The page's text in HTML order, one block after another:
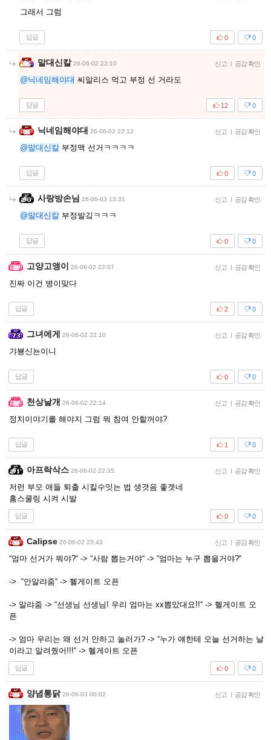
그래서 그럼
답글 0
0
말대신칼 26-06-02 22:10 신고 | 공감 확인
@닉네임해야대 씨알리스 먹고 부정 선 거라도
답글 0
12
닉네임해야대 26-06-02 22:12 신고 | 공감 확인
@말대신칼 부정맥 선거ㅋㅋㅋㅋ
답글 0
0
사랑방손님 26-06-03 13:31 신고 | 공감 확인
@말대신칼 부정발깈ㅋㅋㅋ
답글 0
0
고양고앵이 26-06-02 22:07 신고 | 공감 확인
진짜 이건 병이맞다
답글 0
2
그녀에게 26-06-02 22:10 신고 | 공감 확인
갸뵹신뇬이니
답글 0
0
천상날개 26-06-02 22:14 신고 | 공감 확인
정치이야기를 해야지 그럼 뭐 참여 안할꺼야?
답글 0
1
아프락삭스 26-06-02 22:35 신고 | 공감 확인
저런 부모 애들 퇴출 시킬수잇는 법 생겻음 좋겟네
홈스쿨링 시켜 시발
답글 0
0
Calipse 26-06-02 23:43 신고 | 공감 확인
“엄마 선거가 뭐야?“ -> “사람 뽑는거야“ -> “엄마는 누구 뽑을거야?“
-> “안알랴줌“ -> 헬게이트 오픈
-> 알랴줌 -> “선생님 선생님! 우리 엄마는 xx뽑았대요!!“ -> 헬게이트 오
픈
-> 엄마 우리는 왜 선거 안하고 놀러가? -> “누가 얘한테 오늘 선거하는 날
이라고 알려줬어!!!“ -> 헬게이트 오픈
답글 0
0
양념통닭 26-06-03 00:02 신고 | 공감 확인